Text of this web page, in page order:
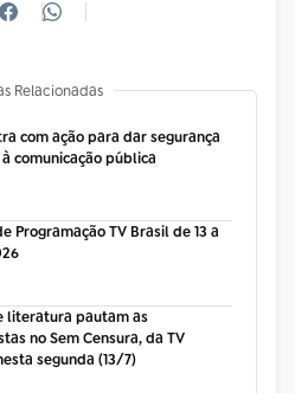
Relacionadas
com ação para dar segurança
comunicação pública
Programação TV Brasil de 13 a
literatura pautam as
no Sem Censura, da TV
segunda (13/7)